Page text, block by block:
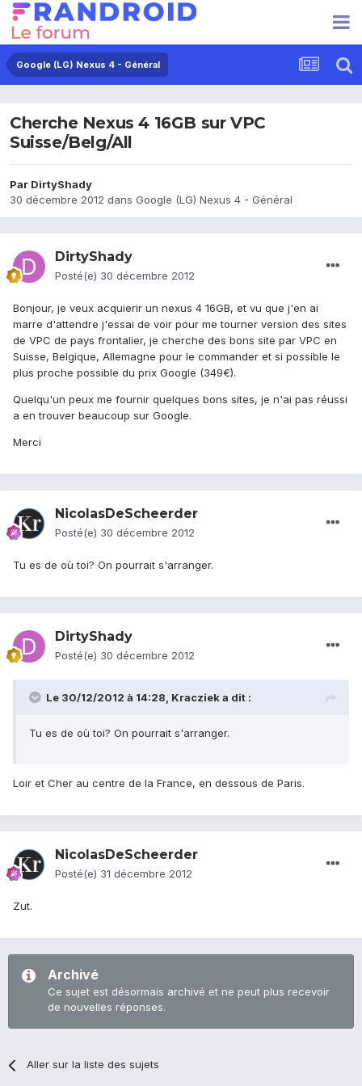
Google (LG) Nexus 4 - Général
Cherche Nexus 4 16GB sur VPC
Suisse/Belg/All
Par DirtyShady
30 décembre 2012 dans Google (LG) Nexus 4 - Général
DirtyShady
Posté(e) 30 décembre 2012
Bonjour, je veux acquierir un nexus 4 16GB, et vu que j'en ai
marre d'attendre j'essai de voir pour me tourner version des sites
de VPC de pays frontalier, je cherche des bons site par VPC en
Suisse, Belgique, Allemagne pour le commander et si possible le
plus proche possible du prix Google (349€).
Quelqu'un peux me fournir quelques bons sites, je n'ai pas réussi
a en trouver beaucoup sur Google.
Merci
NicolasDeScheerder
Posté(e) 30 décembre 2012
Tu es de où toi? On pourrait s'arranger.
DirtyShady
Posté(e) 30 décembre 2012
Le 30/12/2012 à 14:28, Kracziek a dit :
Tu es de où toi? On pourrait s'arranger.
Loir et Cher au centre de la France, en dessous de Paris.
NicolasDeScheerder
Posté(e) 31 décembre 2012
Zut.
Archivé
Ce sujet est désormais archivé et ne peut plus recevoir
de nouvelles réponses.
Aller sur la liste des sujets